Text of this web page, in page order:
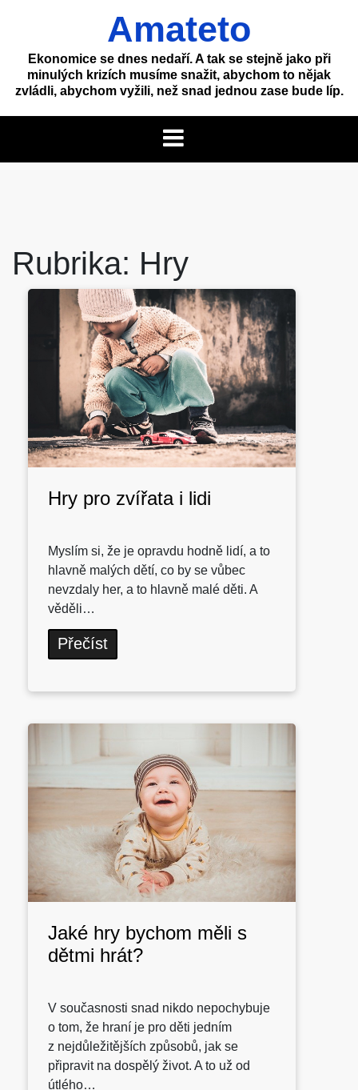
Amateto
Ekonomice se dnes nedaří. A tak se stejně jako při
minulých krizích musíme snažit, abychom to nějak
zvládli, abychom vyžili, než snad jednou zase bude líp.
Rubrika: Hry
Hry pro zvířata i lidi
Myslím si, že je opravdu hodně lidí, a to
hlavně malých dětí, co by se vůbec
nevzdaly her, a to hlavně malé děti. A
věděli…
Přečíst
Jaké hry bychom měli s
dětmi hrát?
V současnosti snad nikdo nepochybuje
o tom, že hraní je pro děti jedním
z nejdůležitějších způsobů, jak se
připravit na dospělý život. A to už od
útlého…